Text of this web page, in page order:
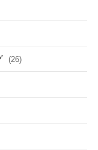
(26)